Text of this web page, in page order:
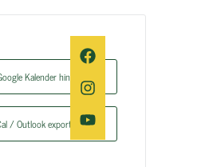
Kalender hinzufügen
/ Outlook exportieren